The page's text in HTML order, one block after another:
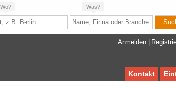
Wo? Was?
Anmelden
Kontakt